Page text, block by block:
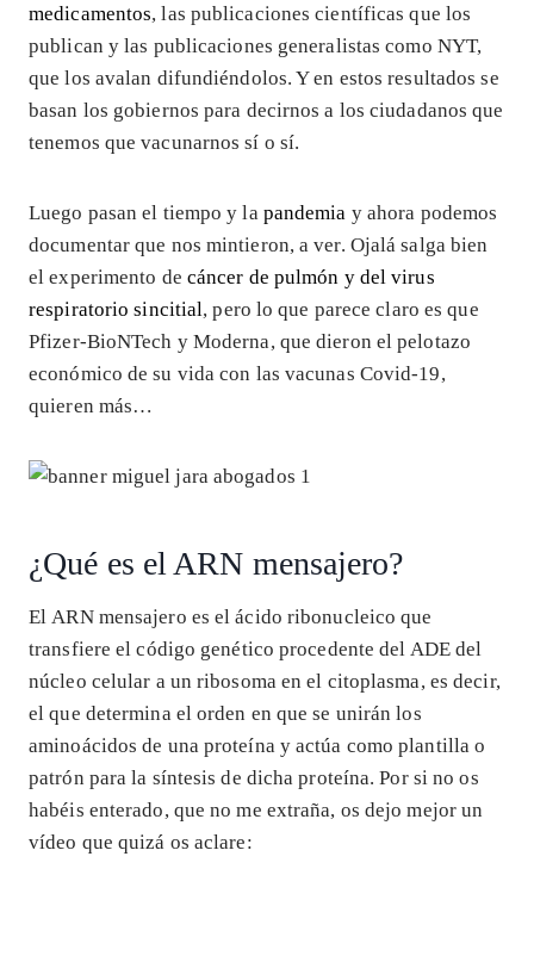
medicamentos, las publicaciones científicas que los
publican y las publicaciones generalistas como NYT,
que los avalan difundiéndolos. Y en estos resultados se
basan los gobiernos para decirnos a los ciudadanos que
tenemos que vacunarnos sí o sí.
Luego pasan el tiempo y la pandemia y ahora podemos
documentar que nos mintieron, a ver. Ojalá salga bien
el experimento de cáncer de pulmón y del virus
respiratorio sincitial, pero lo que parece claro es que
Pfizer-BioNTech y Moderna, que dieron el pelotazo
económico de su vida con las vacunas Covid-19,
quieren más…
¿Qué es el ARN mensajero?
El ARN mensajero es el ácido ribonucleico que
transfiere el código genético procedente del ADE del
núcleo celular a un ribosoma en el citoplasma, es decir,
el que determina el orden en que se unirán los
aminoácidos de una proteína y actúa como plantilla o
patrón para la síntesis de dicha proteína. Por si no os
habéis enterado, que no me extraña, os dejo mejor un
vídeo que quizá os aclare: